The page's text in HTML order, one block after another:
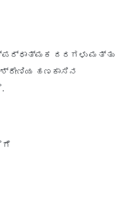
ದರಗಳು ಮತ್ತು
ಶ್ರೇಣಿಯ ಹಣಕಾಸಿನ